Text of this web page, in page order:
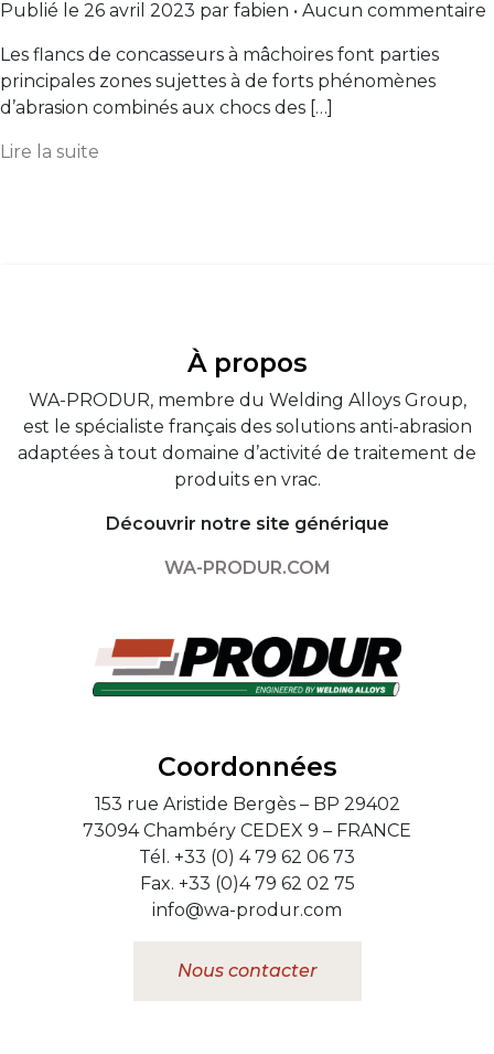
Publié le 26 avril 2023 par fabien • Aucun commentaire
Les flancs de concasseurs à mâchoires font parties
principales zones sujettes à de forts phénomènes
d’abrasion combinés aux chocs des […]
Lire la suite
À propos
WA-PRODUR, membre du Welding Alloys Group,
est le spécialiste français des solutions anti-abrasion
adaptées à tout domaine d’activité de traitement de
produits en vrac.
Découvrir notre site générique
WA-PRODUR.COM
Coordonnées
153 rue Aristide Bergès – BP 29402
73094 Chambéry CEDEX 9 – FRANCE
Tél. +33 (0) 4 79 62 06 73
Fax. +33 (0)4 79 62 02 75
info@wa-produr.com
Nous contacter